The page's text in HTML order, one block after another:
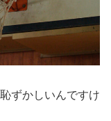
ずかしいんですけ